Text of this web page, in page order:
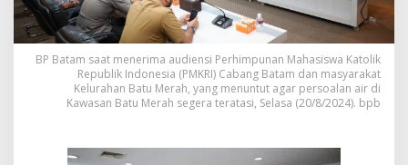
k
s
i
A
i
r
B
BP Batam saat menerima audiensi Perhimpunan Mahasiswa Katolik
Republik Indonesia (PMKRI) Cabang Batam dan masyarakat
Kelurahan Batu Merah, yang menuntut agar persoalan air di
Kawasan Batu Merah segera teratasi, Selasa (20/8/2024). bpb